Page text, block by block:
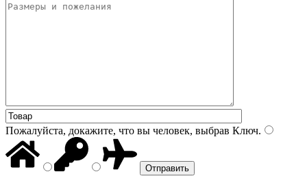
Пожалуйста, докажите, что вы человек, выбрав Ключ.